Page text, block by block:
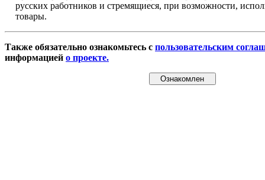
русских работников и стремящиеся, при возможности,
товары.
Также обязательно ознакомьтесь с пользовательским
информацией о проекте.
Ознакомлен